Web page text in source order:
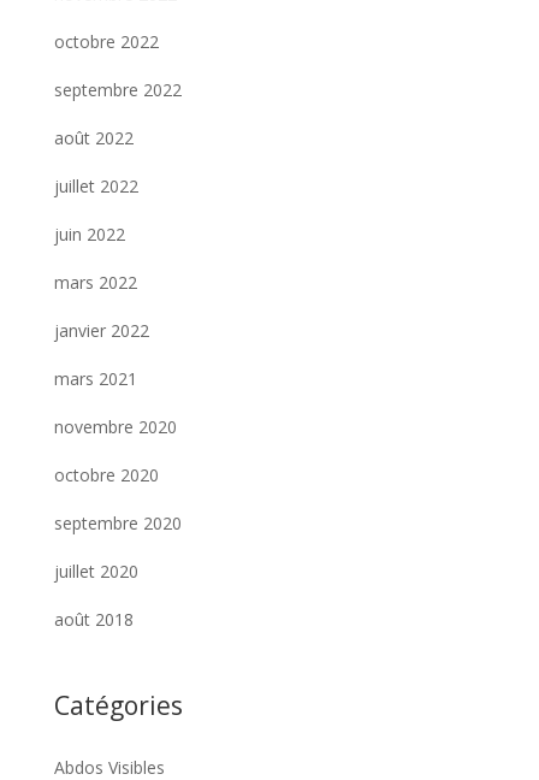
octobre 2022
septembre 2022
août 2022
juillet 2022
juin 2022
mars 2022
janvier 2022
mars 2021
novembre 2020
octobre 2020
septembre 2020
juillet 2020
août 2018
Catégories
Abdos Visibles